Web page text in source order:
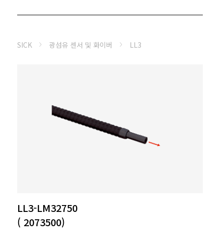
SICK 광섬유 센서 및 화이버 LL3
LL3-LM32750
( 2073500)